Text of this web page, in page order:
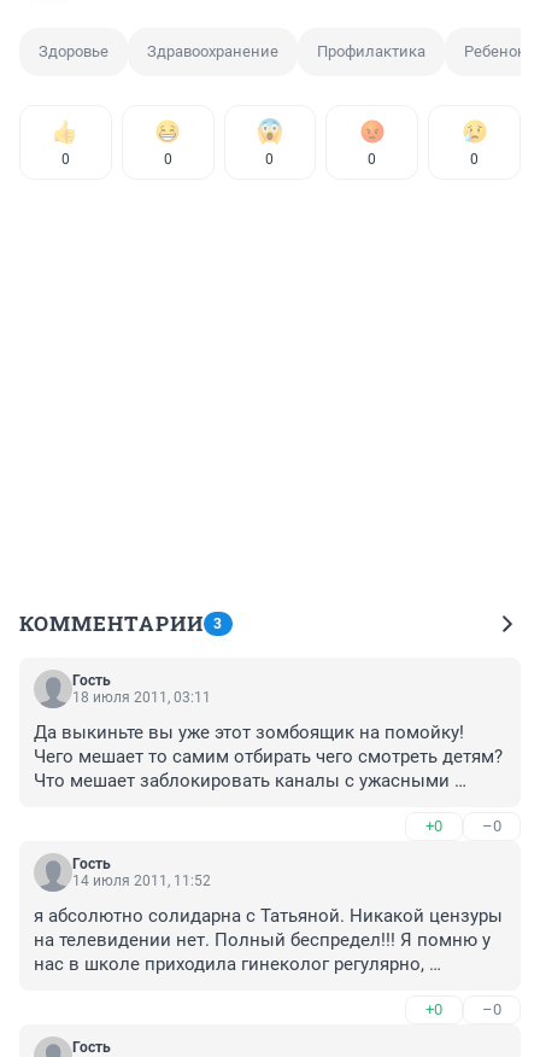
Здоровье Здравоохранение Профилактика Ребенок
0 0 0 0 0
КОММЕНТАРИИ 3
Гость
18 июля 2011, 03:11
Да выкиньте вы уже этот зомбоящик на помойку!
Чего мешает то самим отбирать чего смотреть детям?
Что мешает заблокировать каналы с ужасными
определенным сайтам? Что мешает показывать
добрые фильмы без сцен насилия и разврата? Да
больше времени уделять воспитанию и занимать
придут уставшие и на диван на боковую сериалы
бесмысленные смотреть, включат новости и еще
ноют, что тв с Америкой виноваты во всем. А дети
+0 –0
Гость
14 июля 2011, 11:52
я абсолютно солидарна с Татьяной. Никакой цензуры
на телевидении нет. Полный беспредел!!! Я помню у
нас в школе приходила гинеколог регулярно,
созреванию. Проводились многочисленные беседы.
И в результате (я до сих пор общаюсь с некоторыми
+0 –0
Гость